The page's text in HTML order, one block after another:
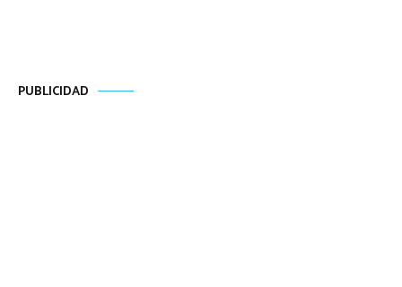
PUBLICIDAD